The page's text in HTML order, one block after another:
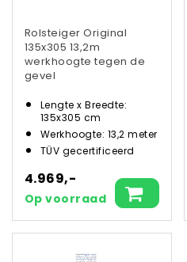
Rolsteiger Original
135x305 13,2m
werkhoogte tegen de
gevel
Lengte x Breedte:
135x305 cm
Werkhoogte: 13,2 meter
TÜV gecertificeerd
4.969,-
Op voorraad